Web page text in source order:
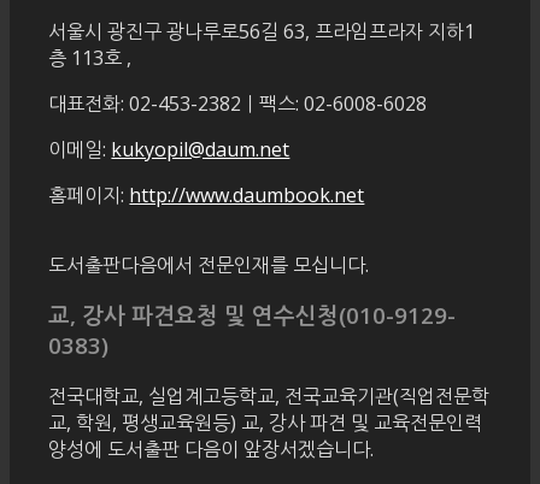
서울시 광진구 광나루로56길 63, 프라임프라자 지하1
층 113호 ,
대표전화: 02-453-2382ㅣ팩스: 02-6008-6028
이메일: kukyopil@daum.net
홈페이지: http://www.daumbook.net
도서출판다음에서 전문인재를 모십니다.
교, 강사 파견요청 및 연수신청(010-9129-
0383)
전국대학교, 실업계고등학교, 전국교육기관(직업전문학
교, 학원, 평생교육원등) 교, 강사 파견 및 교육전문인력
양성에 도서출판 다음이 앞장서겠습니다.